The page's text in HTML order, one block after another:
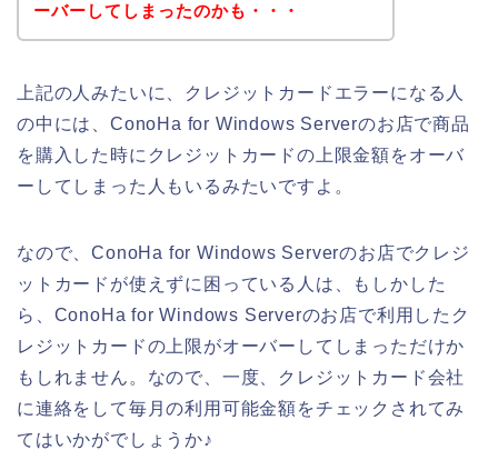
ーバーしてしまったのかも・・・
上記の人みたいに、クレジットカードエラーになる人
の中には、ConoHa for Windows Serverのお店で商品
を購入した時にクレジットカードの上限金額をオーバ
ーしてしまった人もいるみたいですよ。
なので、ConoHa for Windows Serverのお店でクレジ
ットカードが使えずに困っている人は、もしかした
ら、ConoHa for Windows Serverのお店で利用したク
レジットカードの上限がオーバーしてしまっただけか
もしれません。なので、一度、クレジットカード会社
に連絡をして毎月の利用可能金額をチェックされてみ
てはいかがでしょうか♪